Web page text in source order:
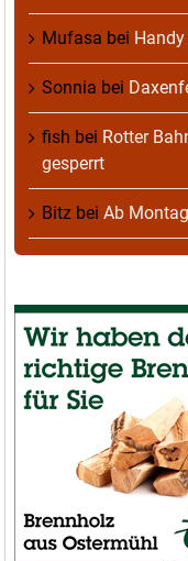
Mufasa bei
Sonnia bei
fish bei Rotter
gesperrt
Bitz bei Ab